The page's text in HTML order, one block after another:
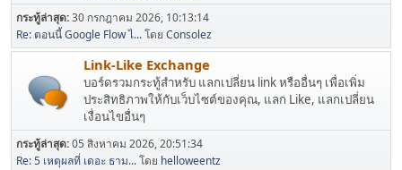
กระทู้ล่าสุด:30 กรกฎาคม 2026, 10:13:14
Re: ตอนนี้ Google Flow ไ...โดย Consolez
Link-Like Exchange
บอร์ดรวมกระทู้สำหรับ แลกเปลี่ยน link หรืออื่นๆ เพื่อเพิ่ม
ประสิทธิภาพให้กับเว็บไซต์ของคุณ, แลก Like, แลกเปลี่ยน
เงื่อนไขอื่นๆ
กระทู้ล่าสุด:05 สิงหาคม 2026, 20:51:34
Re: 5 เหตุผลที่ เดอะ ธาม...โดย helloweentz